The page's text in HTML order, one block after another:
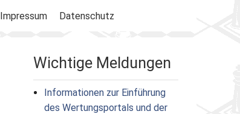
Impressum Datenschutz
Wichtige Meldungen
Informationen zur Einführung
des Wertungsportals und der